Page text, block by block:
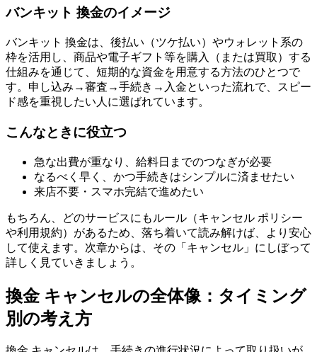
バンキット 換金のイメージ
バンキット 換金は、後払い（ツケ払い）やウォレット系の
枠を活用し、商品や電子ギフト等を購入（または買取）する
仕組みを通じて、短期的な資金を用意する方法のひとつで
す。申し込み→審査→手続き→入金といった流れで、スピー
ド感を重視したい人に選ばれています。
こんなときに役立つ
急な出費が重なり、給料日までのつなぎが必要
なるべく早く、かつ手続きはシンプルに済ませたい
来店不要・スマホ完結で進めたい
もちろん、どのサービスにもルール（キャンセル ポリシー
や利用規約）があるため、落ち着いて読み解けば、より安心
して使えます。次章からは、その「キャンセル」にしぼって
詳しく見ていきましょう。
換金 キャンセルの全体像：タイミング
別の考え方